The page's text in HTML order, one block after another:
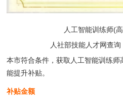
人工智能训练师(
人社部技能人才网查
本市符合条件，获取人工智能训练
能提升补贴。
补贴金额